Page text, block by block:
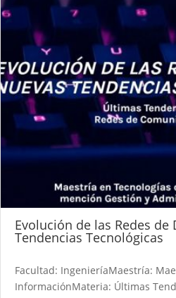
Evolución de las Redes de
Tendencias Tecnológicas
Facultad: IngenieríaMaestría:
InformaciónMateria: Últimas